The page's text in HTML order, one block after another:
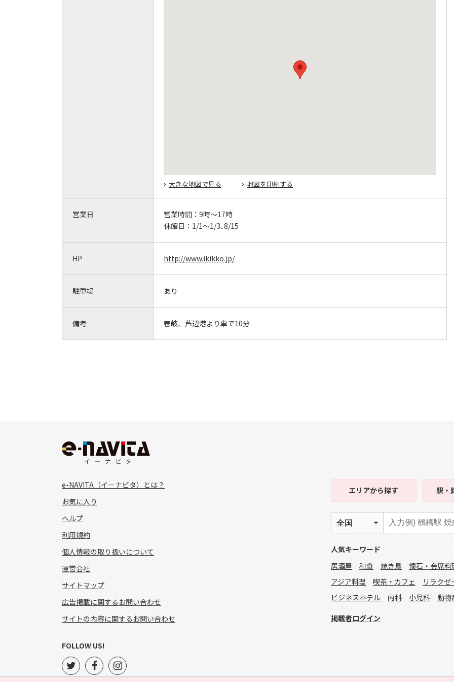
大きな地図で見る 地図を印刷する
営業日 営業時間： 9時～17時
休館日： 1/1～1/3､8/15
HP http://www.ikikko.jp/
駐車場 あり
備考 壱岐、芦辺港より車で10分
e-NAVITA（イーナビタ）とは？
お気に入り
ヘルプ
利用規約
個人情報の取り扱いについて
運営会社
サイトマップ
広告掲載に関するお問い合わせ
サイトの内容に関するお問い合わせ
エリアから探す 駅・
人気キーワード
居酒屋
和食 焼き鳥 懐石・会席料
アジア料理
喫茶・カフェ リラクゼ
ビジネスホテル
内科 小児科 動物
掲載者ログイン
FOLLOW US!